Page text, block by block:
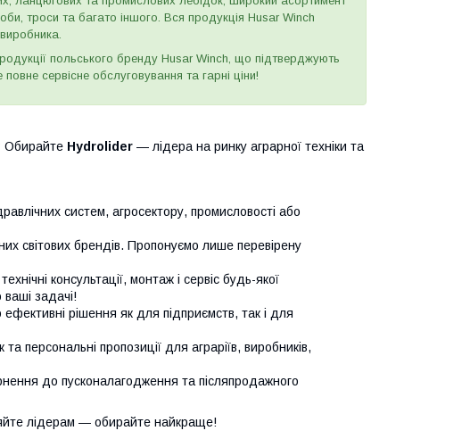
троси та багато іншого. Вся продукція Husar Winch
польського бренду Husar Winch, що підтверджують
сервісне обслуговування та гарні ціни!
Обирайте Hydrolider — лідера на ринку аграрної техніки та
систем, агросектору, промисловості або
світових брендів. Пропонуємо лише перевірену
консультації, монтаж і сервіс будь-якої
задачі!
рішення як для підприємств, так і для
персональні пропозиції для аграріїв, виробників,
до пусконалагодження та післяпродажного
лідерам — обирайте найкраще!